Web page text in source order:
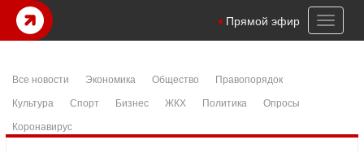
Toggle
Прямой эфир
Все новости Экономика Общество
Правопорядок
Культура
Спорт Бизнес ЖКХ Политика
Опросы
Коронавирус